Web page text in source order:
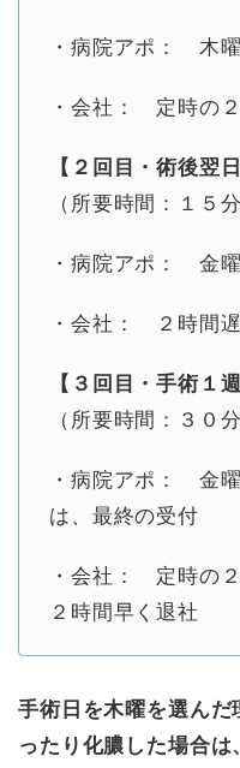
・病院アポ： 木
・会社： 定時の
【２回目・術後翌
（所要時間：１５分
・病院アポ： 金
・会社： ２時間
【３回目・手術１
（所要時間：３０分
・病院アポ： 金
は、最終の受付
・会社： 定時の
２時間早く退社
手術日を木曜を選ん
ったり化膿した場合